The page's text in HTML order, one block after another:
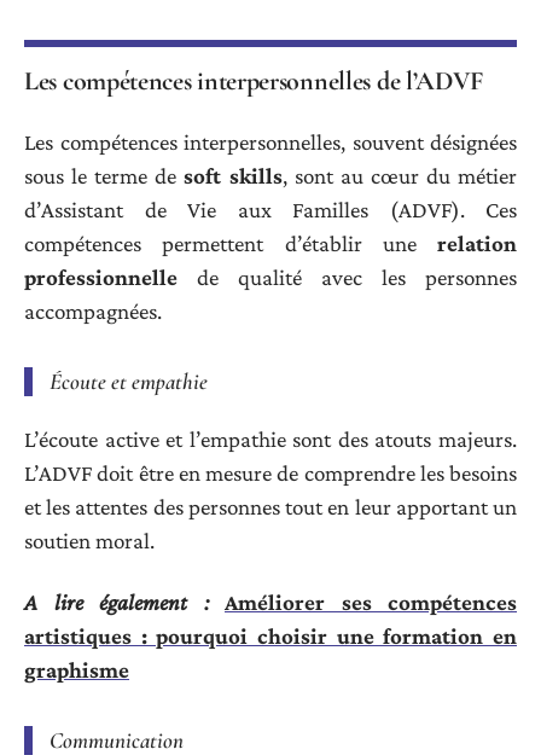
Les compétences interpersonnelles de l’ADVF
Les compétences interpersonnelles, souvent désignées
sous le terme desoft skills, sont au cœur du métier
d’Assistant de Vie aux Familles (ADVF). Ces
compétences permettent d’établir une relation
professionnelle de qualité avec les personnes
accompagnées.
Écoute et empathie
L’écoute active et l’empathie sont des atouts majeurs.
L’ADVF doit être en mesure de comprendre les besoins
et les attentes des personnes tout en leur apportant un
soutien moral.
A lire également :
Améliorer ses compétences
artistiques : pourquoi choisir une formation en
graphisme
Communication